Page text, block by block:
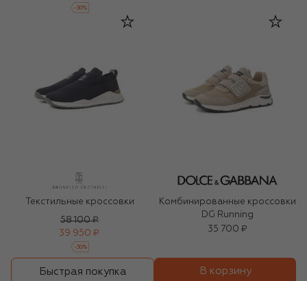
-30%
Текстильные кроссовки
58 100 ₽
39 950 ₽
-30%
Комбинированные кроссовки
DG Running
35 700 ₽
Быстрая покупка В корзину